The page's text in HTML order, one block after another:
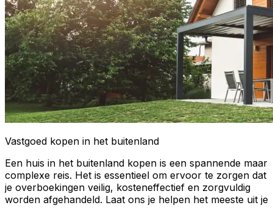
Vastgoed kopen in het buitenland
Een huis in het buitenland kopen is een spannende maar
complexe reis. Het is essentieel om ervoor te zorgen dat
je overboekingen veilig, kosteneffectief en zorgvuldig
worden afgehandeld. Laat ons je helpen het meeste uit je